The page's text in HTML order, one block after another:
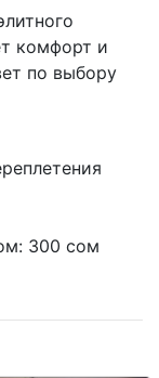
комфорт и
по выбору
300 сом